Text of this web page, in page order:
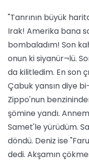
"Tanrının büyük
Irak! Amerika bana
bombaladım! Son
onun ki siyanür¬lü.
da kilitledim. En son
Çabuk yansın diye
Zippo'nun
şömine yandı.
Samet'le yürüdüm.
döndü. Deniz ise
dedi. Akşamın